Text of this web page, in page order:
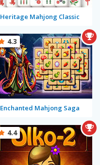
Heritage Mahjong Classic
Enchanted Mahjong Saga
4.3
4.4